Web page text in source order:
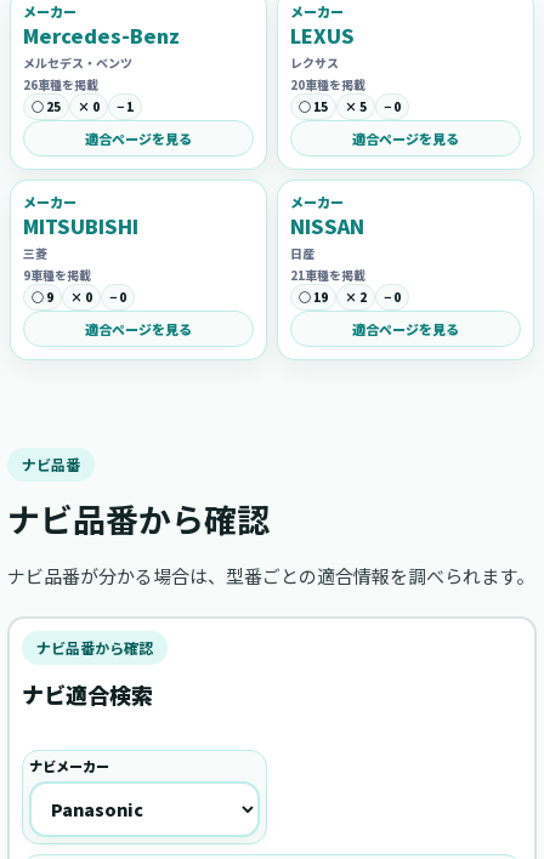
メーカー
Mercedes-Benz
メルセデス・ベンツ
26車種を掲載
○ 25
× 0 − 1
適合ページを見る
メーカー
LEXUS
レクサス
20車種を掲載
○ 15
× 5 − 0
適合ページを見る
メーカー
MITSUBISHI
三菱
9車種を掲載
○ 9
× 0 − 0
適合ページを見る
メーカー
NISSAN
日産
21車種を掲載
○ 19
× 2 − 0
適合ページを見る
ナビ品番
ナビ品番から確認
ナビ品番が分かる場合は、型番ごとの適合情報を調べられます。
ナビ品番から確認
ナビ適合検索
ナビメーカー